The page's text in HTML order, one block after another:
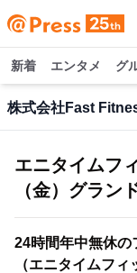
新着 エンタメ グ
株式会社Fast
エニタイムフ
（金）グラン
24時間年中無休の
（エニタイムフィ